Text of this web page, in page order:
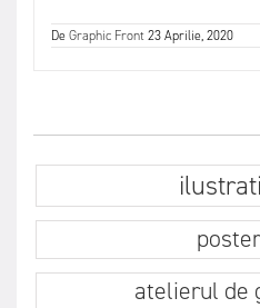
DeGraphic Front23 Aprilie, 2020
atelierul de